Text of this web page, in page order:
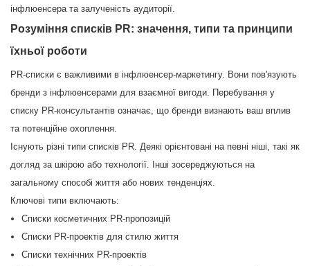
інфлюенсера та залученість аудиторії.
Розуміння списків PR: значення, типи та принципи
їхньої роботи
PR-списки є важливими в інфлюенсер-маркетингу. Вони пов'язують
бренди з інфлюенсерами для взаємної вигоди. Перебування у
списку PR-консультантів означає, що бренди визнають ваш вплив
та потенційне охоплення.
Існують різні типи списків PR. Деякі орієнтовані на певні ніші, такі як
догляд за шкірою або технології. Інші зосереджуються на
загальному способі життя або нових тенденціях.
Ключові типи включають:
Списки косметичних PR-пропозицій
Списки PR-проектів для стилю життя
Списки технічних PR-проектів